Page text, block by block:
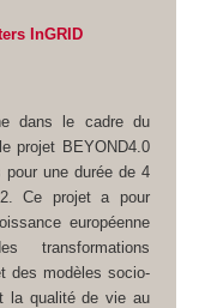
InGRID
dans le cadre du
projet BEYOND4.0
une durée de 4
Ce projet a pour
européenne
transformations
des modèles socio-
la qualité de vie au